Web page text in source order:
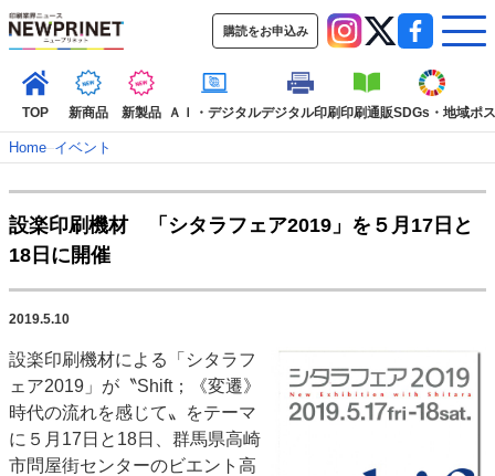
購読をお申込み
TOP 新商品 新製品 ＡＩ・デジタルデジタル印刷印刷通販SDGs・地域ポ
TOP
新着記事
インタビュー
SDGs・地域
ポストプレス ビジネス イベント 信用情報
業界
市場・統計
人事・移転・異動・訃報
特集記事カテゴリー一覧
Home–イベント
設楽印刷機材 「シタラフェア2019」を５月17日と
18日に開催
2019.5.10
設楽印刷機材による「シタラフ
ェア2019」が〝Shift；《変遷》
時代の流れを感じて〟をテーマ
に５月17日と18日、群馬県高崎
市問屋街センターのビエント高